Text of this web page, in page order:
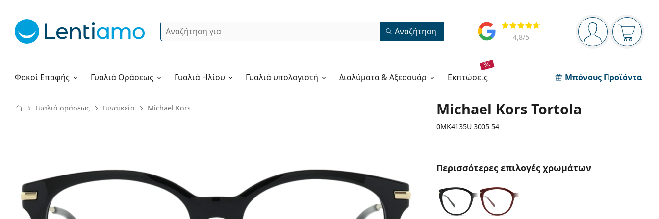
Πίνακας πλοήγησης
Είστε
Το
Αξιολογήσεις
4,8/5
Αναζήτηση Αναζήτηση
Φακοί Επαφής
Υγρά φακών ΓυαλιάΟράσεως Γυαλιά Ηλίου Γυαλιά υπολογιστή Διαλύματα & Αξεσουάρ εκπτώσεις Μπόνους Προϊόντα
Πώς να παραγγείλετε
Michael Kors Tortola
0MK4135U 3005 54
Γυαλιά οράσεως Γυναικεία Michael Kors
Περισσότερες επιλογές χρωμάτων